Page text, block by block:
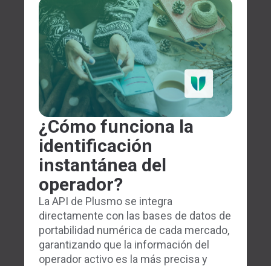
¿Cómo funciona la
identificación
instantánea del
operador?
La API de Plusmo se integra
directamente con las bases de datos de
portabilidad numérica de cada mercado,
garantizando que la información del
operador activo es la más precisa y